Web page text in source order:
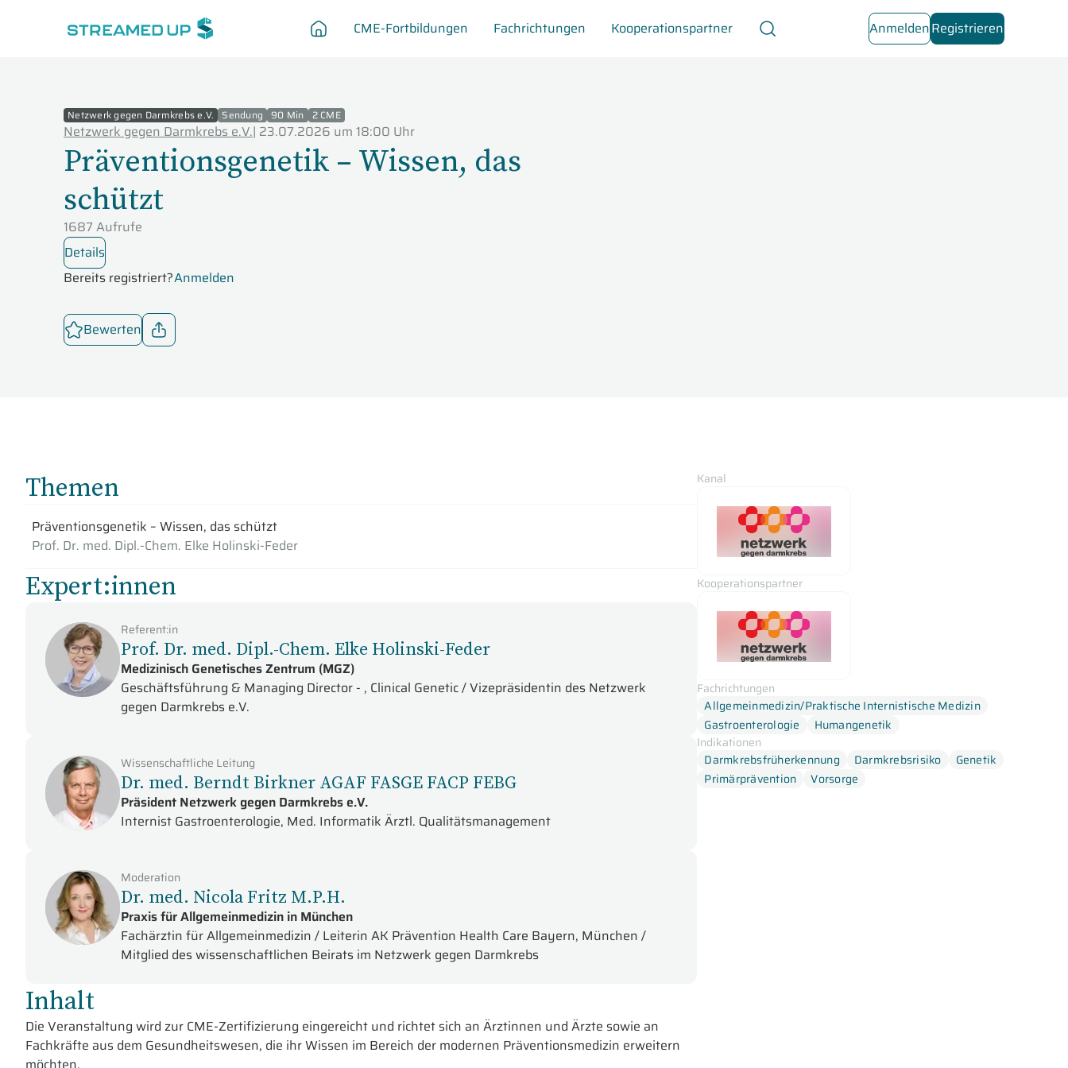
CME-Fortbildungen Fachrichtungen Kooperationspartner AnmeldenRegistrieren
Netzwerk gegen Darmkrebs e.V. Sendung 90 Min 2 CME
Netzwerk gegen Darmkrebs e.V.| 23.07.2026 um 18:00 Uhr
Präventionsgenetik – Wissen, das
schützt
1687 Aufrufe
Details
Bereits registriert?Anmelden
Bewerten
Themen
Präventionsgenetik – Wissen, das schützt
Prof. Dr. med. Dipl.-Chem. Elke Holinski-Feder
Expert:innen
Referent:in
Prof. Dr. med. Dipl.-Chem. Elke Holinski-Feder
Medizinisch Genetisches Zentrum (MGZ)
Geschäftsführung & Managing Director - , Clinical Genetic / Vizepräsidentin des Netzwerk
gegen Darmkrebs e.V.
Wissenschaftliche Leitung
Dr. med. Berndt Birkner AGAF FASGE FACP FEBG
Präsident Netzwerk gegen Darmkrebs e.V.
Internist Gastroenterologie, Med. Informatik Ärztl. Qualitätsmanagement
Moderation
Dr. med. Nicola Fritz M.P.H.
Praxis für Allgemeinmedizin in München
Fachärztin für Allgemeinmedizin / Leiterin AK Prävention Health Care Bayern, München /
Mitglied des wissenschaftlichen Beirats im Netzwerk gegen Darmkrebs
Inhalt
Die Veranstaltung wird zur CME-Zertifizierung eingereicht und richtet sich an Ärztinnen und Ärzte sowie an
Fachkräfte aus dem Gesundheitswesen, die ihr Wissen im Bereich der modernen Präventionsmedizin erweitern
Fachrichtungen
Allgemeinmedizin/Praktische Internistische Medizin
Gastroenterologie
Humangenetik
Kanal
Kooperationspartner
Indikationen
Darmkrebsfrüherkennung
Darmkrebsrisiko
Genetik
Primärprävention
Vorsorge